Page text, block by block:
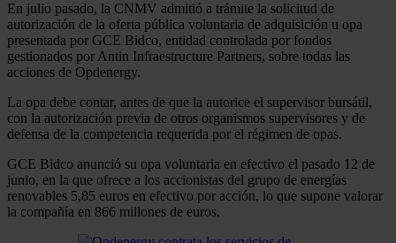
En julio pasado, la CNMV admitió a trámite la solicitud de
autorización de la oferta pública voluntaria de adquisición u opa
presentada por GCE Bidco, entidad controlada por fondos
gestionados por Antin Infraestructure Partners, sobre todas las
acciones de Opdenergy.
La opa debe contar, antes de que la autorice el supervisor bursátil,
con la autorización previa de otros organismos supervisores y de
defensa de la competencia requerida por el régimen de opas.
GCE Bidco anunció su opa voluntaria en efectivo el pasado 12 de
junio, en la que ofrece a los accionistas del grupo de energías
renovables 5,85 euros en efectivo por acción, lo que supone valorar
la compañía en 866 millones de euros.